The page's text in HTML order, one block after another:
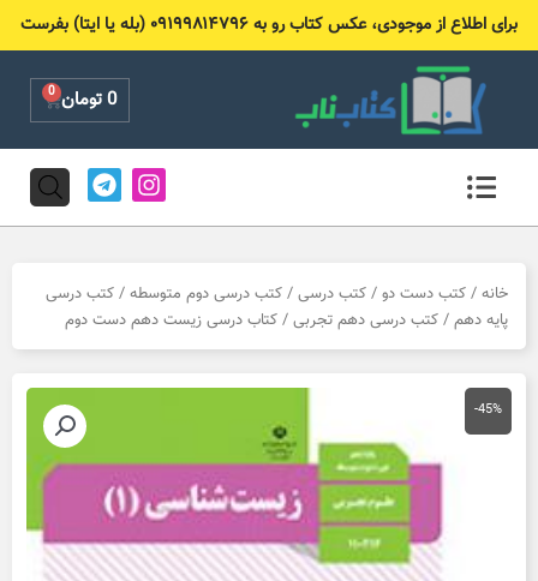
برای اطلاع از موجودی، عکس کتاب رو به ۰۹۱۹۹۸۱۴۷۹۶ (بله یا ایتا) بفرست
0تومان 0
Cart
I
n
s
g
r
a
T
e
l
r
a
m
خانه / کتب دست دو / کتب درسی / کتب درسی دوم متوسطه / کتب درسی
پایه دهم / کتب درسی دهم تجربی / کتاب درسی زیست دهم دست دوم
-45%